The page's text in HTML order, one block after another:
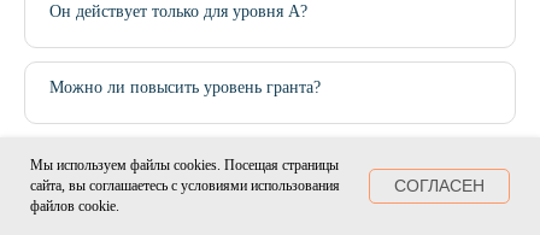
Мы используем файлы cookies. Посещая страницы
сайта, вы соглашаетесь с условиями использования
файлов cookie.
СОГЛАСЕН
Он действует только для уровня A?
Можно ли повысить уровень гранта?
конкурсы право на грант?